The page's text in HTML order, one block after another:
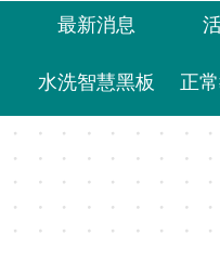
最新消息
水洗智慧黑板